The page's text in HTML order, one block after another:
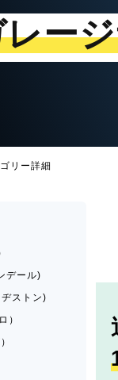
ー
リー詳細
デール)
ストン)
）